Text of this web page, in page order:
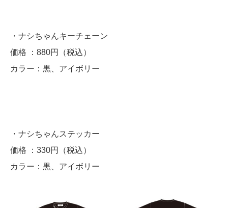
・ナシちゃんキーチェーン
価格 ：880円（税込）
カラー：黒、アイボリー
・ナシちゃんステッカー
価格 ：330円（税込）
カラー：黒、アイボリー